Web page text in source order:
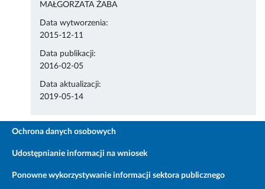
MAŁGORZATA ŻABA
Data wytworzenia:
2015-12-11
Data publikacji:
2016-02-05
Data aktualizacji:
2019-05-14
Ochrona danych osobowych
Udostępnianie informacji na wniosek
Ponowne wykorzystywanie informacji sektora publicznego